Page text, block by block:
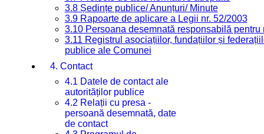
3.8 Ședințe publice/ Anunțuri/ Minute
3.9 Rapoarte de aplicare a Legii nr. 52/2003
3.10 Persoana desemnată responsabilă
3.11 Registrul asociațiilor, fundațiilor și
publice ale Comunei
4. Contact
4.1 Datele de contact ale
autorităților publice
4.2 Relații cu presa -
persoană desemnată, date
de contact